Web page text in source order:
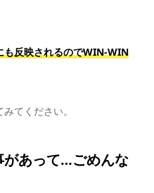
も反映されるのでWIN-WIN
てください。
があって…ごめんな